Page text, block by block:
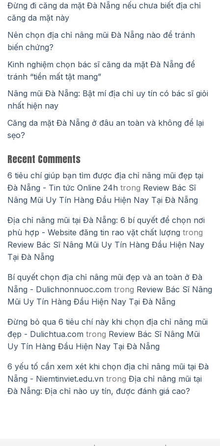
Đừng đi căng da mặt Đà Nẵng nếu chưa biết địa chỉ
căng da mặt này
Nên chọn địa chỉ nâng mũi Đà Nẵng nào để tránh
biến chứng?
Kinh nghiệm chọn bác sĩ căng da mặt Đà Nẵng để
tránh “tiền mất tật mang”
Nâng mũi Đà Nẵng: Bật mí địa chỉ uy tín có bác sĩ giỏi
nhất hiện nay
Căng da mặt Đà Nẵng ở đâu an toàn và không để lại
sẹo?
Recent Comments
6 tiêu chí giúp bạn tìm được địa chỉ nâng mũi đẹp tại
Đà Nẵng - Tin tức Online 24h trong Review Bác Sĩ
Nâng Mũi Uy Tín Hàng Đầu Hiện Nay Tại Đà Nẵng
Địa chỉ nâng mũi tại Đà Nẵng: 6 bí quyết để chọn nơi
phù hợp - Website đăng tin rao vặt chất lượng trong
Review Bác Sĩ Nâng Mũi Uy Tín Hàng Đầu Hiện Nay
Tại Đà Nẵng
Bí quyết chọn địa chỉ nâng mũi đẹp và an toàn ở Đà
Nẵng - Dulichnonnuoc.com trong Review Bác Sĩ Nâng
Mũi Uy Tín Hàng Đầu Hiện Nay Tại Đà Nẵng
Đừng bỏ qua 6 tiêu chí này khi chọn địa chỉ nâng mũi
đẹp - Dulichtua.com trong Review Bác Sĩ Nâng Mũi
Uy Tín Hàng Đầu Hiện Nay Tại Đà Nẵng
6 yếu tố cần xem xét khi chọn địa chỉ nâng mũi tại Đà
Nẵng - Niemtinviet.edu.vn trong Địa chỉ nâng mũi tại
Đà Nẵng: Địa chỉ nào uy tín, được đánh giá cao?